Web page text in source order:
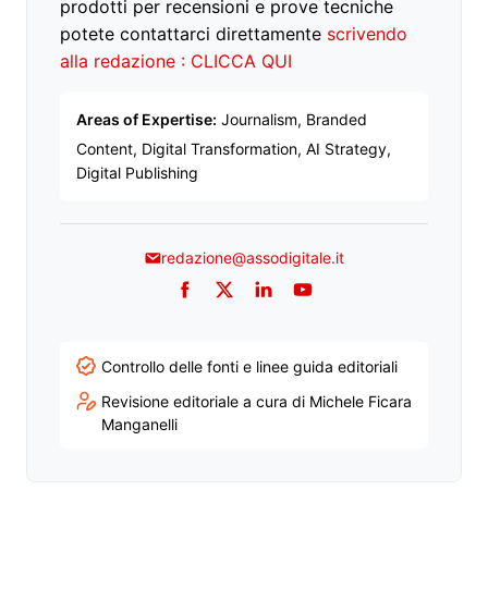
prodotti per recensioni e prove tecniche
potete contattarci direttamente scrivendo
alla redazione : CLICCA QUI
Areas of Expertise: Journalism, Branded
Content, Digital Transformation, AI Strategy,
Digital Publishing
redazione@assodigitale.it
Facebook
TwitterLinkedInYouTube
Controllo delle fonti e linee guida editoriali
Revisione editoriale a cura di Michele Ficara
Manganelli